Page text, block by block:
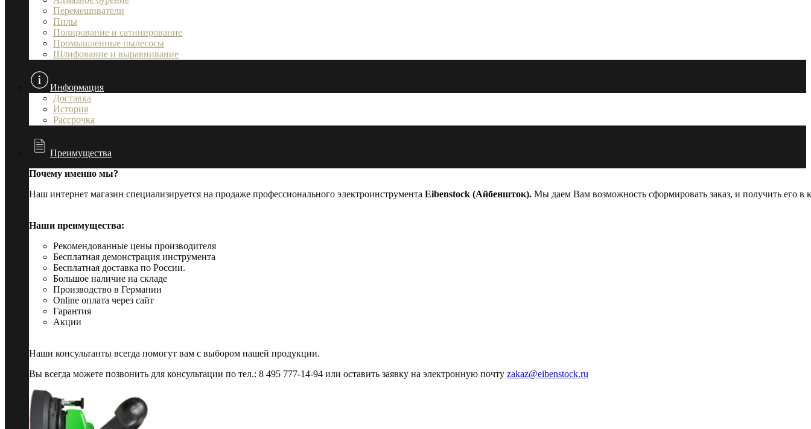
Перемешиватели
Пилы
Полирование и сатинирование
Промышленные пылесосы
Шлифование и выравнивание
Информация
Доставка
История
Рассрочка
Преимущества
Почему именно мы?
Наш интернет магазин специализируется на продаже профессионального электроинструмента Eibenstock (Айбеншток). Мы даем Вам возможность сформировать заказ, и получить его в
Наши преимущества:
Рекомендованные цены производителя
Бесплатная демонстрация инструмента
Бесплатная доставка по России.
Большое наличие на складе
Производство в Германии
Online оплата через сайт
Гарантия
Акции
Наши консультанты всегда помогут вам с выбором нашей продукции.
Вы всегда можете позвонить для консультации по тел.: 8 495 777-14-94 или оставить заявку на электронную почту zakaz@eibenstock.ru